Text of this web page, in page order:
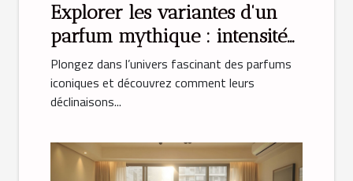
Explorer les variantes d'un
parfum mythique : intensité
et émotion
Plongez dans l’univers fascinant des parfums
iconiques et découvrez comment leurs
déclinaisons...